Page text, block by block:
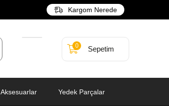
Kargom Nerede
Sepetim
0
Aksesuarlar Yedek Parçalar